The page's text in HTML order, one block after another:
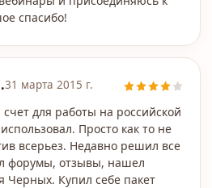
спасибо!
31 марта 2015 г.
для работы на российской
Просто как то не
всерьез. Недавно решил все
форумы, отзывы, нашел
Черных. Купил себе пакет